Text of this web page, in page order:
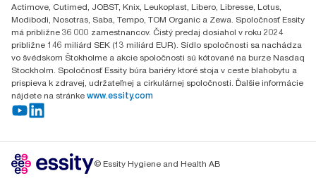
Actimove, Cutimed, JOBST, Knix, Leukoplast, Libero, Libresse, Lotus,
Modibodi, Nosotras, Saba, Tempo, TOM Organic a Zewa. Spoločnosť Essity
má približne 36 000 zamestnancov. Čistý predaj dosiahol v roku 2024
približne 146 miliárd SEK (13 miliárd EUR). Sídlo spoločnosti sa nachádza
vo švédskom Štokholme a akcie spoločnosti sú kótované na burze Nasdaq
Stockholm. Spoločnosť Essity búra bariéry ktoré stoja v ceste blahobytu a
prispieva k zdravej, udržateľnej a cirkulárnej spoločnosti. Ďalšie informácie
nájdete na stránke www.essity.com
© Essity Hygiene and Health AB